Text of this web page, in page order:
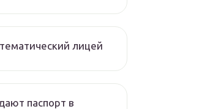
лицей
паспорт в